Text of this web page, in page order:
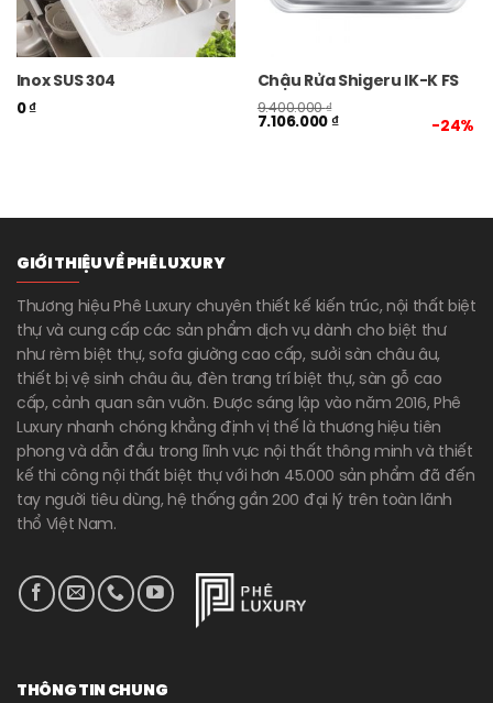
Inox SUS 304
0₫
Chậu Rửa Shigeru IK-K FS
9.400.000₫
7.106.000₫ -24%
GIỚI THIỆU VỀ PHÊ LUXURY
Thương hiệu Phê Luxury chuyên thiết kế kiến trúc, nội thất biệt
thự và cung cấp các sản phẩm dịch vụ dành cho biệt thư
như rèm biệt thự, sofa giường cao cấp, sưởi sàn châu âu,
thiết bị vệ sinh châu âu, đèn trang trí biệt thự, sàn gỗ cao
cấp, cảnh quan sân vườn. Được sáng lập vào năm 2016, Phê
Luxury nhanh chóng khẳng định vị thế là thương hiệu tiên
phong và dẫn đầu trong lĩnh vực nội thất thông minh và thiết
kế thi công nội thất biệt thự với hơn 45.000 sản phẩm đã đến
tay người tiêu dùng, hệ thống gần 200 đại lý trên toàn lãnh
thổ Việt Nam.
THÔNG TIN CHUNG